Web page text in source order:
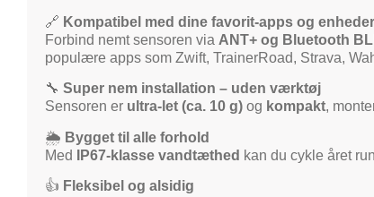
🔗 Kompatibel med dine favorit-apps og enheder
Forbind nemt sensoren via ANT+ og Bluetooth
populære apps som Zwift, TrainerRoad, Strava,
🔧 Super nem installation – uden værktøj
Sensoren er ultra-let (ca. 10 g) og kompakt,
🌦️ Bygget til alle forhold
Med
IP67-klasse vandtæthed kan du cykle året
👍 Fleksibel og alsidig